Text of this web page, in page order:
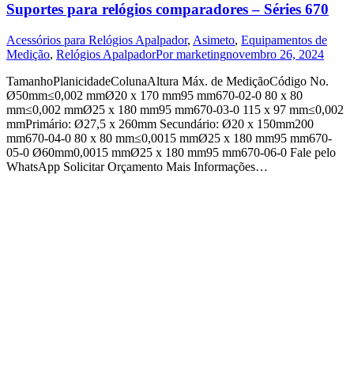
Suportes para relógios comparadores – Séries 670
Acessórios para Relógios Apalpador, Asimeto, Equipamentos de
Medição, Relógios ApalpadorPormarketingnovembro 26, 2024
TamanhoPlanicidadeColunaAltura Máx. de MediçãoCódigo No.
Ø50mm≤0,002 mmØ20 x 170 mm95 mm670-02-0 80 x 80
mm≤0,002 mmØ25 x 180 mm95 mm670-03-0 115 x 97 mm≤0,002
mmPrimário: Ø27,5 x 260mm Secundário: Ø20 x 150mm200
mm670-04-0 80 x 80 mm≤0,0015 mmØ25 x 180 mm95 mm670-
05-0 Ø60mm0,0015 mmØ25 x 180 mm95 mm670-06-0 Fale pelo
WhatsApp Solicitar Orçamento Mais Informações…